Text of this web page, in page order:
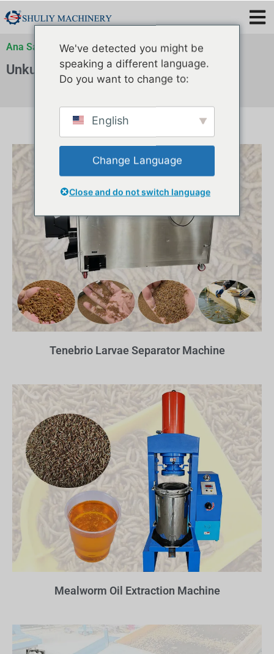
Ana Sayfa »Mealworm Ayırıcı Makinesi
Unkurdu Ayırıcı Makinası
Tenebrio Larvae Separator Machine
Mealworm Oil Extraction Machine
We've detected you might be
speaking a different language.
Do you want to change to:
English
Change Language
Close and do not switch language